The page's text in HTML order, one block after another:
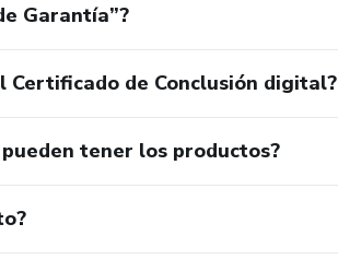
Garantía”?
Certificado de Conclusión digital?
tener los productos?